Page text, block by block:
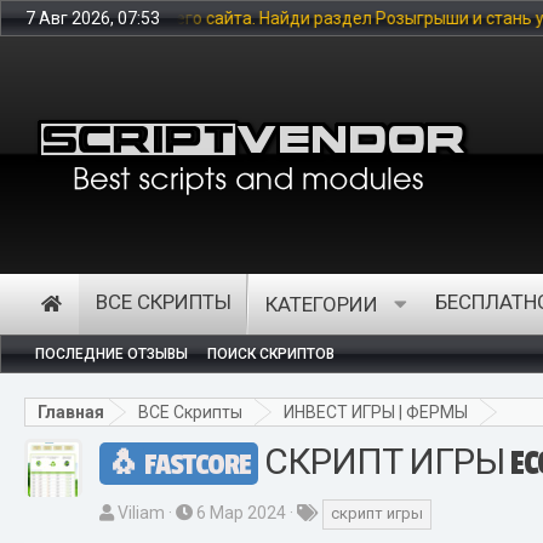
7 Авг 2026, 07:53
Найди раздел Розыгрыши и стань участником, что бы
ВСЕ СКРИПТЫ КАТЕГОРИИ
ПОСЛЕДНИЕ ОТЗЫВЫ ПОИСК СКРИПТОВ
Главная ВСЕ Скрипты ИНВЕСТ ИГРЫ | ФЕРМЫ
FASTCORE СКРИПТ ИГРЫ
А
Viliam
Д
6 Мар 2024 скрипт игры